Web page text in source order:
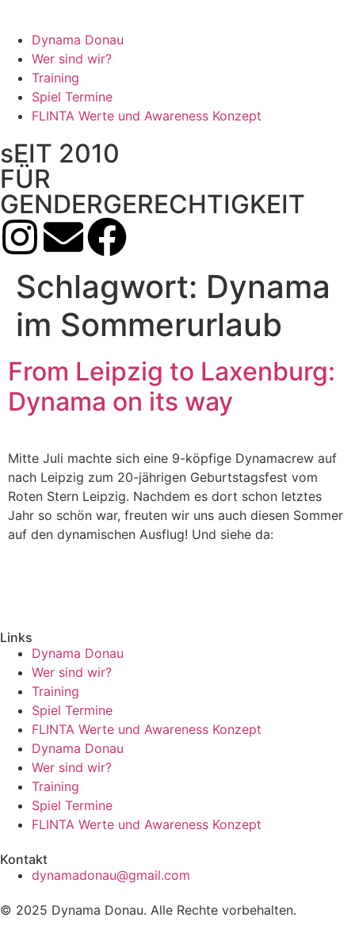
Dynama Donau
Wer sind wir?
Training
Spiel Termine
FLINTA Werte und Awareness Konzept
sEIT 2010
FÜR
GENDERGERECHTIGKEIT
Schlagwort: Dynama
im Sommerurlaub
From Leipzig to Laxenburg:
Dynama on its way
Mitte Juli machte sich eine 9-köpfige Dynamacrew auf
nach Leipzig zum 20-jährigen Geburtstagsfest vom
Roten Stern Leipzig. Nachdem es dort schon letztes
Jahr so schön war, freuten wir uns auch diesen Sommer
auf den dynamischen Ausflug! Und siehe da:
Links
Dynama Donau
Wer sind wir?
Training
Spiel Termine
FLINTA Werte und Awareness Konzept
Dynama Donau
Wer sind wir?
Training
Spiel Termine
FLINTA Werte und Awareness Konzept
Kontakt
dynamadonau@gmail.com
© 2025 Dynama Donau. Alle Rechte vorbehalten.